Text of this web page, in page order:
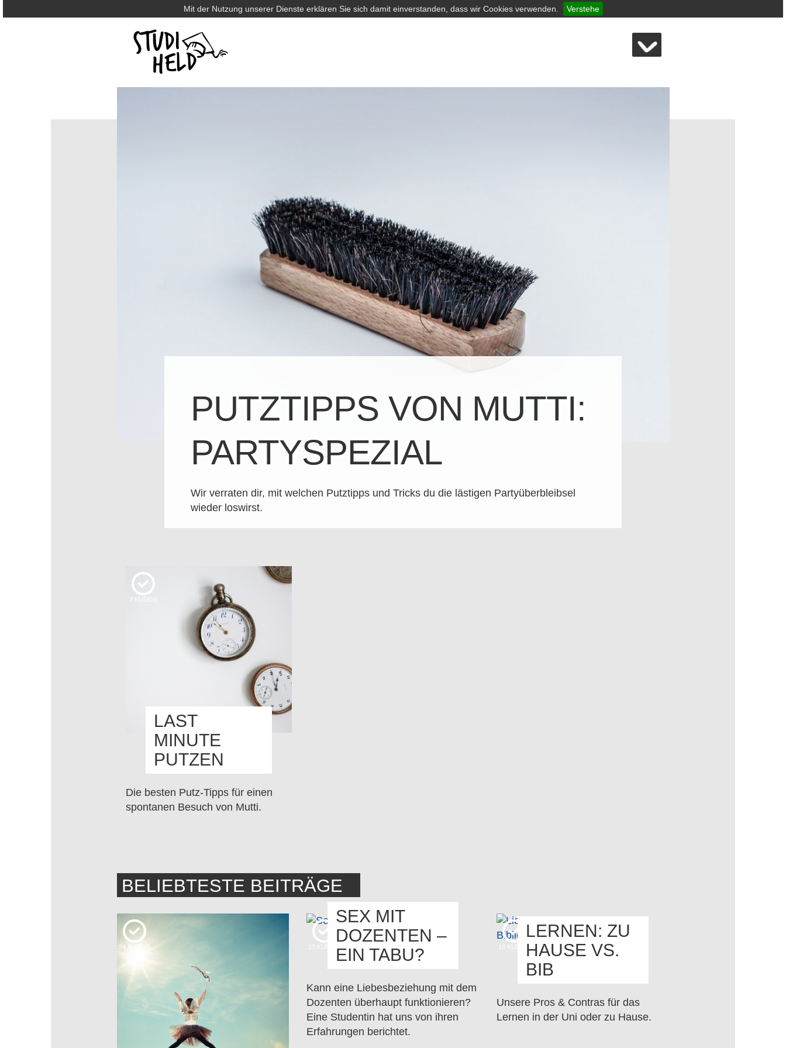
Mit der Nutzung unserer Dienste erklären Sie sich damit einverstanden, dass wir Cookies verwenden. Verstehe
PUTZTIPPS VON MUTTI:
PARTYSPEZIAL
Wir verraten dir, mit welchen Putztipps und Tricks du die lästigen Partyüberbleibsel
wieder loswirst.
3
LAST
MINUTE
PUTZEN
Die besten Putz-Tipps für einen
spontanen Besuch von Mutti.
BELIEBTESTE BEITRÄGE
24 KUDOS KUDOS
SEX MIT
DOZENTEN –
EIN TABU?
Kann eine Liebesbeziehung mit dem
Dozenten überhaupt funktionieren?
Eine Studentin hat uns von ihren
Erfahrungen berichtet.
KUDOS
LERNEN: ZU
HAUSE VS.
BIB
Unsere Pros & Contras für das
Lernen in der Uni oder zu Hause.